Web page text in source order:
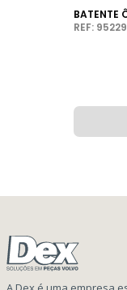
BATENTE
REF: